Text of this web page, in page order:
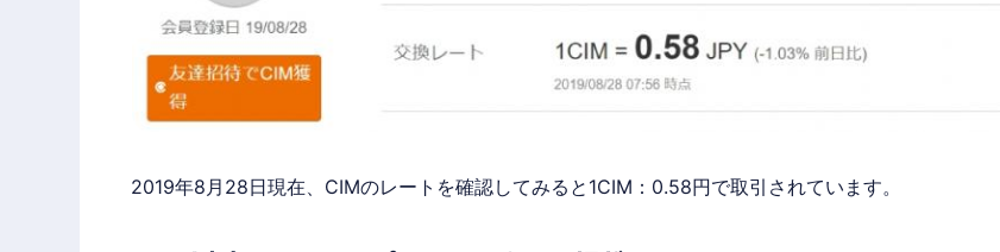
2019年8月28日現在、CIMのレートを確認してみると1CIM：0.58円で取引されています。